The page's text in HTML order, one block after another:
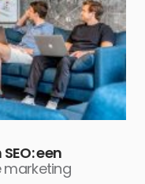
een
marketing